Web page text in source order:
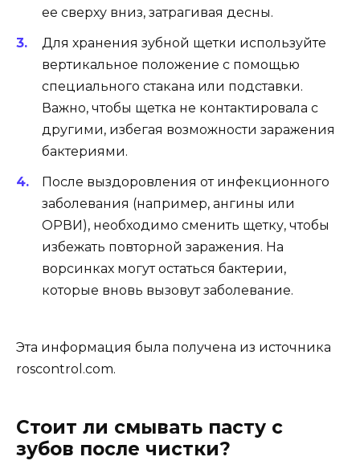
ее сверху вниз, затрагивая десны.
Для хранения зубной щетки используйте
вертикальное положение с помощью
специального стакана или подставки.
Важно, чтобы щетка не контактировала с
другими, избегая возможности заражения
бактериями.
После выздоровления от инфекционного
заболевания (например, ангины или
ОРВИ), необходимо сменить щетку, чтобы
избежать повторной заражения. На
ворсинках могут остаться бактерии,
которые вновь вызовут заболевание.
Эта информация была получена из источника
roscontrol.com.
Стоит ли смывать пасту с
зубов после чистки?